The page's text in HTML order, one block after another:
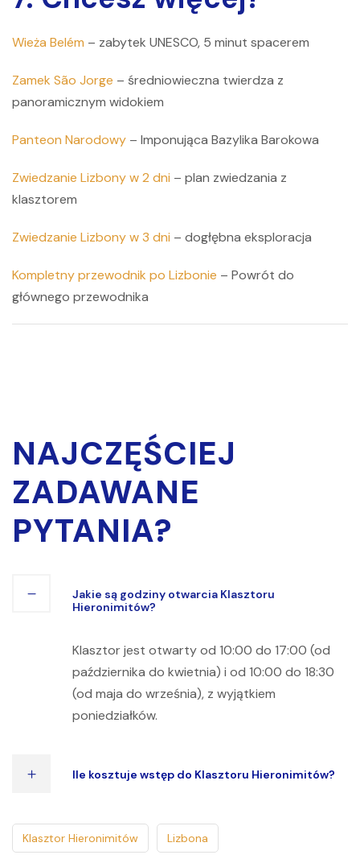
Wieża Belém – zabytek UNESCO, 5 minut spacerem
Zamek São Jorge – średniowieczna twierdza z
panoramicznym widokiem
Panteon Narodowy – Imponująca Bazylika Barokowa
Zwiedzanie Lizbony w 2 dni – plan zwiedzania z
klasztorem
Zwiedzanie Lizbony w 3 dni – dogłębna eksploracja
Kompletny przewodnik po Lizbonie – Powrót do
głównego przewodnika
NAJCZĘŚCIEJ
ZADAWANE
PYTANIA?
Jakie są godziny otwarcia Klasztoru
Hieronimitów?
Klasztor jest otwarty od 10:00 do 17:00 (od
października do kwietnia) i od 10:00 do 18:30
(od maja do września), z wyjątkiem
poniedziałków.
Ile kosztuje wstęp do Klasztoru Hieronimitów?
Klasztor Hieronimitów Lizbona